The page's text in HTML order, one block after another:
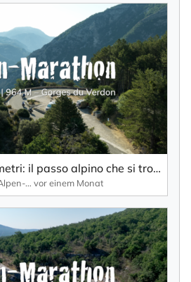
Col d'Illoire | 964 metri: il passo alpino che si trova sull'altopiano delle Gorges du Verdon, una gola profonda 700 metri.
Alpenpaesse-Videos | Alpen-Marathon vor einem Monat
durch KlickTipp.